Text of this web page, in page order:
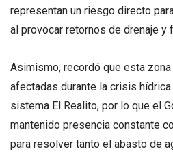
representan un riesgo directo
al provocar retornos de drenaje y
Asimismo, recordó que esta
afectadas durante la crisis
sistema El Realito, por lo que el
mantenido presencia constante
para resolver tanto el abasto de